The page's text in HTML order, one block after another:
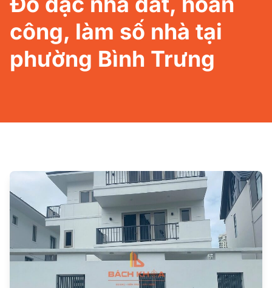
công, làm số nhà tại
phường Bình Trưng